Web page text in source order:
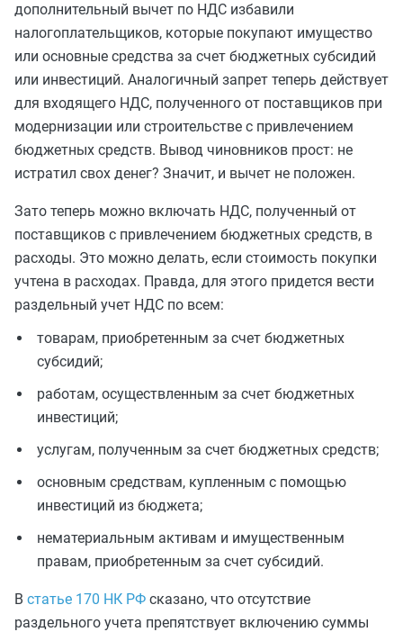
дополнительный вычет по НДС избавили
налогоплательщиков, которые покупают имущество
или основные средства за счет бюджетных субсидий
или инвестиций. Аналогичный запрет теперь действует
для входящего НДС, полученного от поставщиков при
модернизации или строительстве с привлечением
бюджетных средств. Вывод чиновников прост: не
истратил свох денег? Значит, и вычет не положен.
Зато теперь можно включать НДС, полученный от
поставщиков с привлечением бюджетных средств, в
расходы. Это можно делать, если стоимость покупки
учтена в расходах. Правда, для этого придется вести
раздельный учет НДС по всем:
товарам, приобретенным за счет бюджетных
субсидий;
работам, осуществленным за счет бюджетных
инвестиций;
услугам, полученным за счет бюджетных средств;
основным средствам, купленным с помощью
инвестиций из бюджета;
нематериальным активам и имущественным
правам, приобретенным за счет субсидий.
В статье 170 НК РФ сказано, что отсутствие
раздельного учета препятствует включению суммы